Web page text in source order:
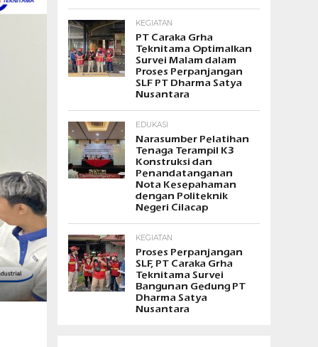
KEGIATAN
PT Caraka Grha
Teknitama Optimalkan
Survei Malam dalam
Proses Perpanjangan
SLF PT Dharma Satya
Nusantara
EDUKASI
Narasumber Pelatihan
Tenaga Terampil K3
Konstruksi dan
Penandatanganan
Nota Kesepahaman
dengan Politeknik
Negeri Cilacap
KEGIATAN
Proses Perpanjangan
SLF, PT Caraka Grha
Teknitama Survei
Bangunan Gedung PT
Dharma Satya
Nusantara